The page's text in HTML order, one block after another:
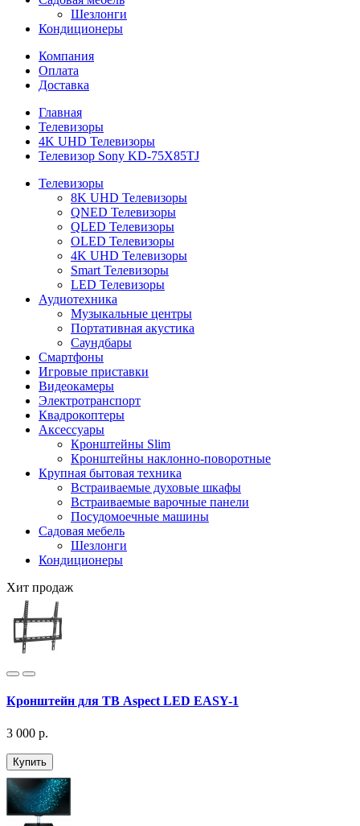
Шезлонги
Кондиционеры
Компания
Оплата
Доставка
Главная
Телевизоры
4K UHD Телевизоры
Телевизор Sony KD-75X85TJ
Телевизоры
8K UHD Телевизоры
QNED Телевизоры
QLED Телевизоры
OLED Телевизоры
4K UHD Телевизоры
Smart Телевизоры
LED Телевизоры
Аудиотехника
Музыкальные центры
Портативная акустика
Саундбары
Смартфоны
Игровые приставки
Видеокамеры
Электротранспорт
Квадрокоптеры
Аксессуары
Кронштейны Slim
Кронштейны наклонно-поворотные
Крупная бытовая техника
Встраиваемые духовые шкафы
Встраиваемые варочные панели
Посудомоечные машины
Садовая мебель
Шезлонги
Кондиционеры
Хит продаж
Кронштейн для ТВ Aspect LED EASY-1
3 000 р.
Купить